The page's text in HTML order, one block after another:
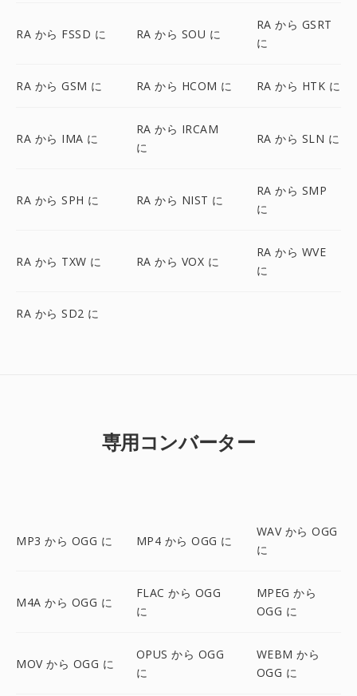
RA から FSSD に RA から SOU に
RA から GSRT
に
RA から GSM に RA から HCOM に RA から HTK に
RA から IMA に
RA から IRCAM
に
RA から SLN に
RA から SPH に RA から NIST に
RA から SMP
に
RA から TXW に RA から VOX に
RA から WVE
に
RA から SD2 に
専用コンバーター
MP3 から OGG に MP4 から OGG に
WAV から OGG
に
M4A から OGG に
FLAC から OGG
に
MPEG から
OGG に
MOV から OGG に
OPUS から OGG
に
WEBM から
OGG に